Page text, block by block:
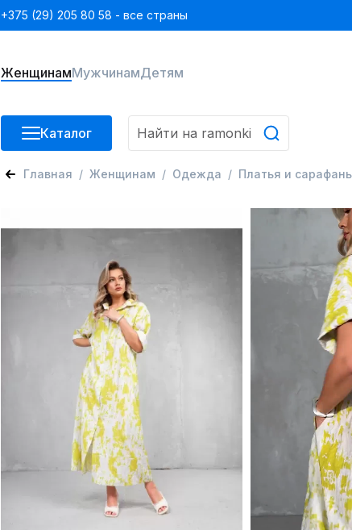
+375 (29) 205 80 58 - все страны
ЖенщинамМужчинамДетям
Каталог
Главная Женщинам Одежда Платья и